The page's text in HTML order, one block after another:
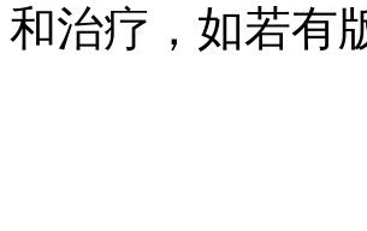
和治疗，如若有